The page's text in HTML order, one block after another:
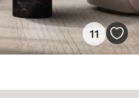
11